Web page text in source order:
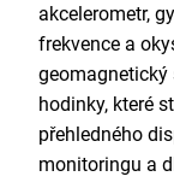
akcelerometr,
frekvence a
geomagnetický
hodinky, které
přehledného
monitoringu a